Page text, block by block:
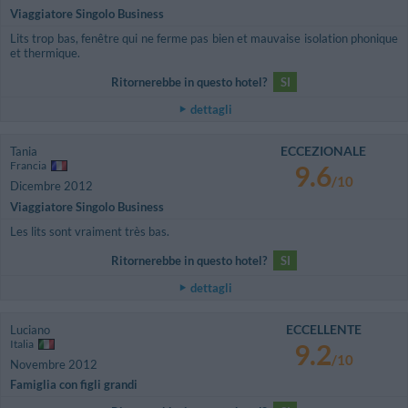
Viaggiatore Singolo Business
Lits trop bas, fenêtre qui ne ferme pas bien et mauvaise isolation phonique
et thermique.
Ritornerebbe in questo hotel?
SI
dettagli
Tania
Francia
Dicembre 2012
Viaggiatore Singolo Business
ECCEZIONALE
9.6/10
Les lits sont vraiment très bas.
Ritornerebbe in questo hotel?
SI
dettagli
Luciano
Italia
Novembre 2012
Famiglia con figli grandi
ECCELLENTE
9.2/10